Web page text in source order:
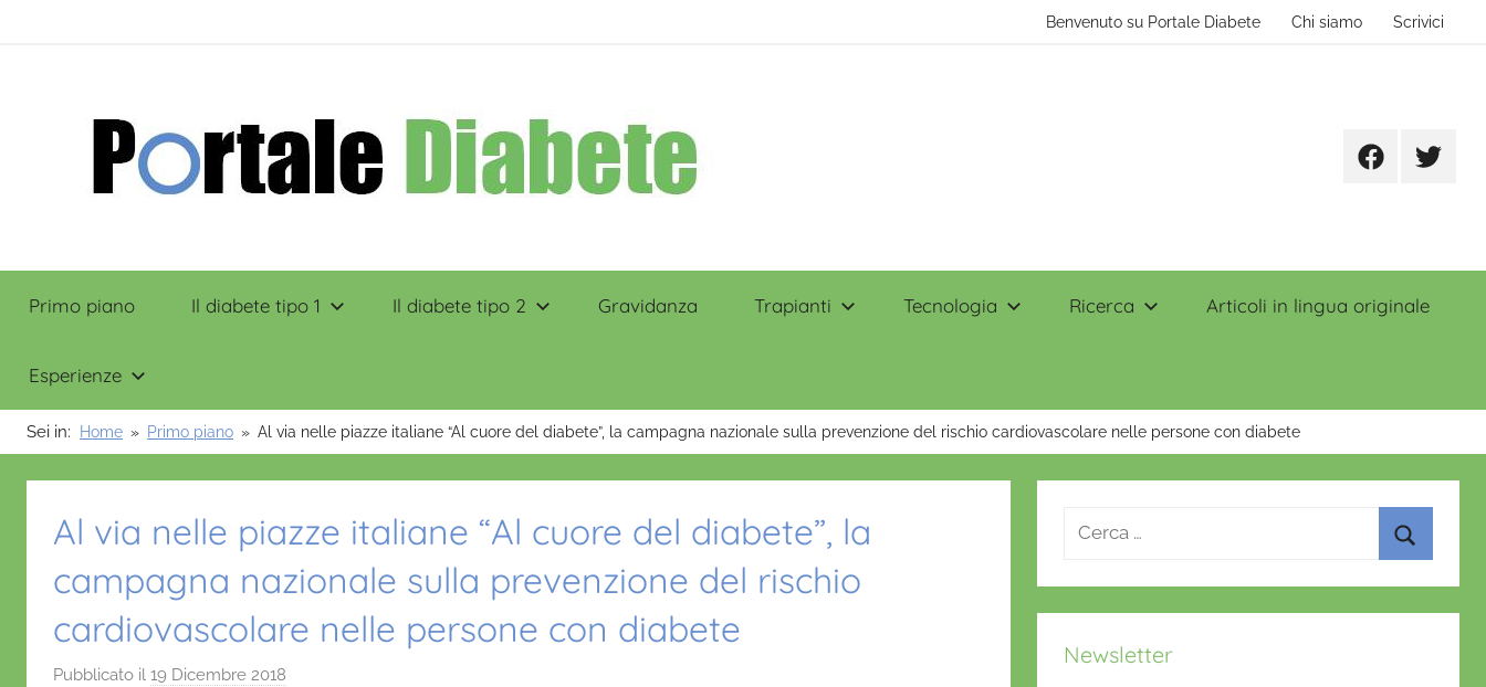
Benvenuto su Portale Diabete Chi siamo Scrivici
Portale
Diabete
FacebookTwitter
Primo piano Il diabete tipo 1 Il diabete tipo 2 Gravidanza Trapianti Tecnologia Ricerca Articoli in lingua originale
Esperienze
Sei in: Home Primo piano Al via nelle piazze italiane “Al cuore del diabete”, la campagna nazionale sulla prevenzione del rischio cardiovascolare nelle persone con diabete
Al via nelle piazze italiane “Al cuore del diabete”, la
campagna nazionale sulla prevenzione del rischio
cardiovascolare nelle persone con diabete
Pubblicato il 19 Dicembre 2018
Ricerca
Newsletter